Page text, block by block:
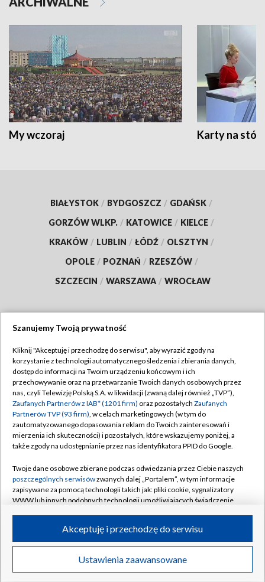
My wczoraj Karty na
BIAŁYSTOK / BYDGOSZCZ / GDAŃSK /
GORZÓW WLKP. / KATOWICE / KIELCE /
KRAKÓW / LUBLIN / ŁÓDŹ / OLSZTYN /
OPOLE / POZNAŃ / RZESZÓW /
SZCZECIN / WARSZAWA / WROCŁAW
TVP
Abonament TVP
Emisja w TVP
Centrum informacji TVP
Naziemna Telewizja Cyfrowa
Rada Programowa
System NOS
Informacje o nadawcy
Program dla prasy
Ogłoszenie przetargowe
Regulamin TVP
Polityka prywatności
Moje zgody
Pomoc
Kontakt
Kanały
©2026 Telewizja Polska S.A. w likwidacji
Szanujemy Twoją prywatność
Kliknij "Akceptuję i przechodzę do serwisu", aby wyrazić zgody na
korzystanie z technologii automatycznego śledzenia i zbierania danych,
dostęp do informacji na Twoim urządzeniu końcowym i ich
przechowywanie oraz na przetwarzanie Twoich danych osobowych przez
nas, czyli Telewizję Polską S.A. w likwidacji (zwaną dalej również „TVP”),
Zaufanych Partnerów z IAB* (1201 firm) oraz pozostałych Zaufanych
Partnerów TVP (93 firm), w celach marketingowych (w tym do
zautomatyzowanego dopasowania reklam do Twoich zainteresowań i
mierzenia ich skuteczności) i pozostałych, które wskazujemy poniżej, a
także zgody na udostępnianie przez nas identyfikatora PPID do Google.
Twoje dane osobowe zbierane podczas odwiedzania przez Ciebie naszych
poszczególnych serwisówzwanych dalej „Portalem”, w tym informacje
zapisywane za pomocą technologii takich jak: pliki cookie, sygnalizatory
WWW lub innych podobnych technologii umożliwiających świadczenie
ruchu w Internecie.
Twoje dane osobowe zbierane podczas odwiedzania przez Ciebie
poszczególnych serwisówna Portalu, takie jak adresy IP, identyfikatory
Ustawienia zaawansowane
Akceptuję i przechodzę do serwisu